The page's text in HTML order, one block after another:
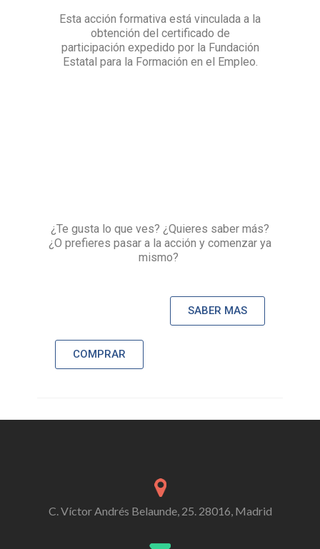
Esta acción formativa está vinculada a la
obtención del certificado de
participación expedido por la Fundación
Estatal para la Formación en el Empleo.
¿Te gusta lo que ves? ¿Quieres saber más?
¿O prefieres pasar a la acción y comenzar ya
mismo?
SABER MAS
COMPRAR
C. Víctor Andrés Belaunde, 25. 28016, Madrid